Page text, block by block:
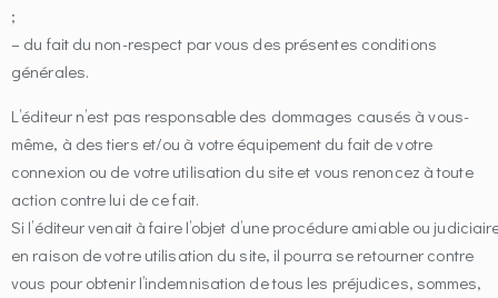
;
– du fait du non-respect par vous des présentes conditions
générales.
L’éditeur n’est pas responsable des dommages causés à vous-
même, à des tiers et/ou à votre équipement du fait de votre
connexion ou de votre utilisation du site et vous renoncez à toute
action contre lui de ce fait.
Si l’éditeur venait à faire l’objet d’une procédure amiable ou
en raison de votre utilisation du site, il pourra se retourner contre
vous pour obtenir l’indemnisation de tous les préjudices, sommes,